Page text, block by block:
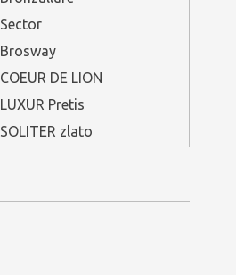
Sector
Brosway
COEUR DE LION
LUXUR Pretis
SOLITER zlato